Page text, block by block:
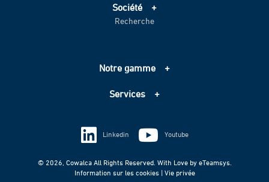
Société
Accueil
Échelle de performance CO2
Recherche
Notre gamme
Assainissement
Techniques spéciales
Services
Information sur les cookies
Vie privée
© 2026, Cowalca All Rights Reserved. With Love by eTeamsys.
Information sur les cookies | Vie privée
Linkedin Youtube